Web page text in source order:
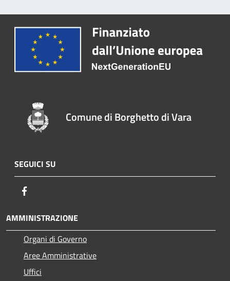
Comune di Borghetto di Vara
SEGUICI SU
AMMINISTRAZIONE
Organi di Governo
Aree Amministrative
Uffici